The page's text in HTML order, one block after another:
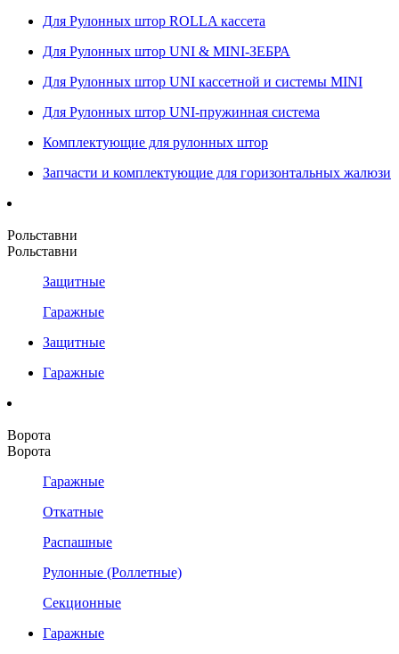
Для Рулонных штор ROLLA кассета
Для Рулонных штор UNI & MINI-ЗЕБРА
Для Рулонных штор UNI кассетной и системы MINI
Для Рулонных штор UNI-пружинная система
Комплектующие для рулонных штор
Запчасти и комплектующие для горизонтальных жалюзи
Рольставни
Рольставни
Защитные
Гаражные
Защитные
Гаражные
Ворота
Ворота
Гаражные
Откатные
Распашные
Рулонные (Роллетные)
Секционные
Гаражные